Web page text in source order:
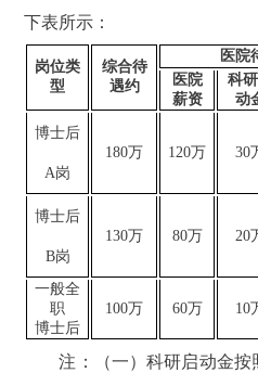
下表所示：
岗位类
型
综合待
遇约
医院
医院
薪资
科
动
博士后
A岗
180万 120万 30
博士后
B岗
130万 80万 20
一般全
职
博士后
100万 60万 10
注：（一）科研启动金